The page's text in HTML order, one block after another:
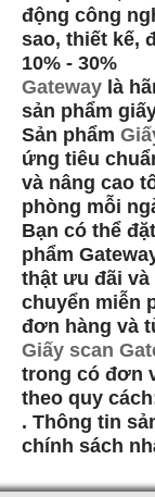
động công
sao, thiết kế,
10% - 30%
Gateway là
sản phẩm
Sản phẩm
ứng tiêu
và nâng cao
phòng mỗi
Bạn có thể
phẩm
thật ưu đãi
chuyển miễn
đơn hàng và
Giấy scan
trong có đơn
theo quy
. Thông tin
chính sách